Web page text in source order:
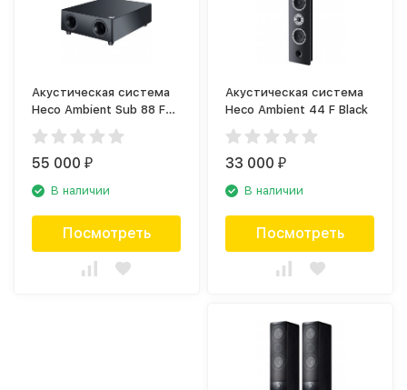
Акустическая система
Heco Ambient Sub 88 F
Black
55 000₽
В наличии
Посмотреть
Акустическая система
Heco Ambient 44 F Black
33 000₽
В наличии
Посмотреть